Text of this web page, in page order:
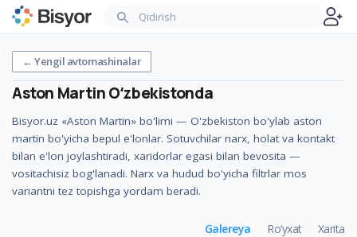
←Yengil avtomashinalar
Aston MartinOʻzbekistonda
Bisyor.uz «Aston Martin» bo'limi — O'zbekiston bo'ylab aston
martin bo'yicha bepul e'lonlar. Sotuvchilar narx, holat va kontakt
bilan e'lon joylashtiradi, xaridorlar egasi bilan bevosita —
vositachisiz bog'lanadi. Narx va hudud bo'yicha filtrlar mos
variantni tez topishga yordam beradi.
Galereya Ro‘yxat Xarita